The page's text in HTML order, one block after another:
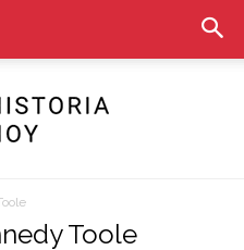
Historia
Toole